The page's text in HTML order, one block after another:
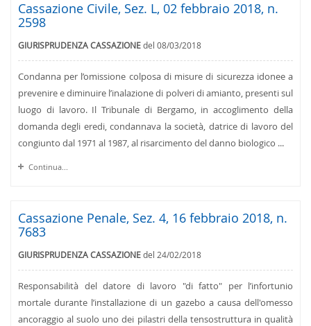
Cassazione Civile, Sez. L, 02 febbraio 2018, n.
2598
GIURISPRUDENZA CASSAZIONEdel 08/03/2018
Condanna per l’omissione colposa di misure di sicurezza idonee a
prevenire e diminuire l’inalazione di polveri di amianto, presenti sul
luogo di lavoro. Il Tribunale di Bergamo, in accoglimento della
domanda degli eredi, condannava la società, datrice di lavoro del
congiunto dal 1971 al 1987, al risarcimento del danno biologico ...
Continua...
Cassazione Penale, Sez. 4, 16 febbraio 2018, n.
7683
GIURISPRUDENZA CASSAZIONEdel 24/02/2018
Responsabilità del datore di lavoro "di fatto" per l’infortunio
mortale durante l’installazione di un gazebo a causa dell'omesso
ancoraggio al suolo uno dei pilastri della tensostruttura in qualità